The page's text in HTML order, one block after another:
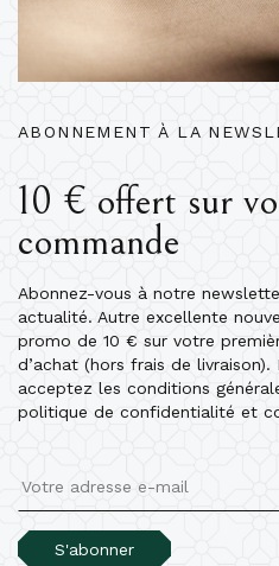
ABONNEMENT À LA
10 € offert sur
commande
Abonnez-vous à notre
actualité. Autre excellente
promo de 10 € sur votre
d’achat (hors frais de livraison).
acceptez les conditions
politique de confidentialité et
S'abonner